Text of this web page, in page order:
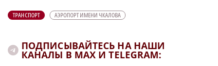
ТРАНСПОРТ АЭРОПОРТ ИМЕНИ ЧКАЛОВА
ПОДПИСЫВАЙТЕСЬ НА НАШИ
КАНАЛЫ В MAX И TELEGRAM: